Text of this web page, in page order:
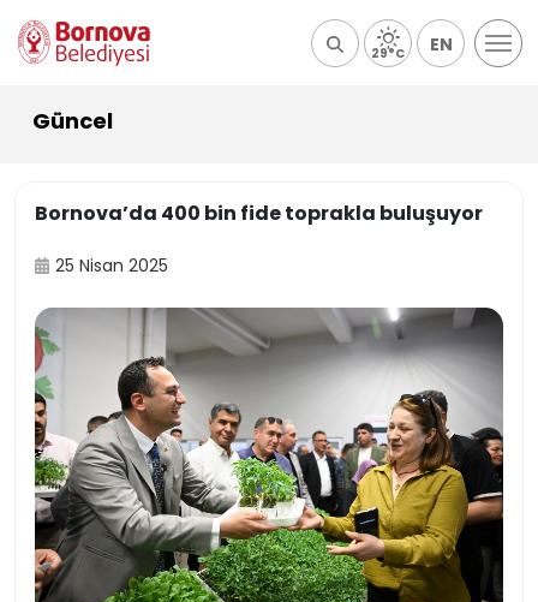
29°C EN
Güncel
Bornova’da 400 bin fide toprakla buluşuyor
25 Nisan 2025